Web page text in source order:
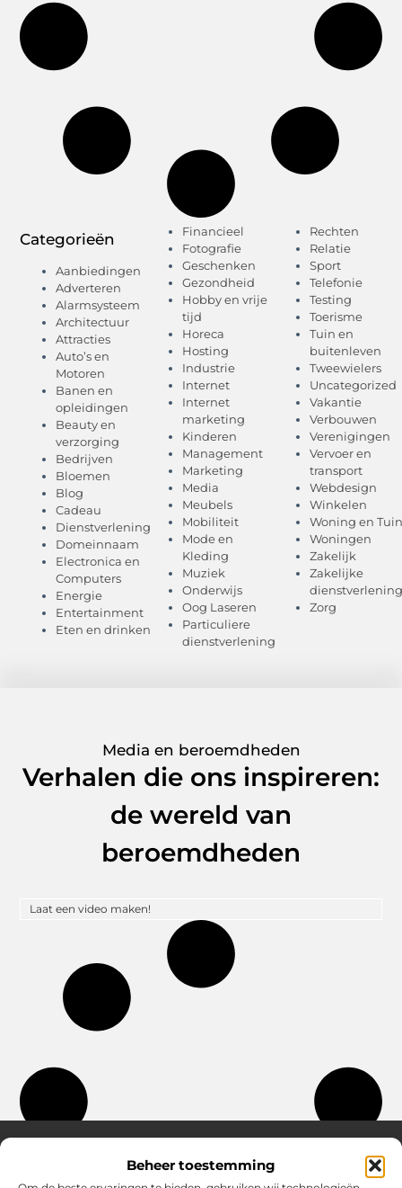
Beheer toestemming
Categorieën
Aanbiedingen
Adverteren
Alarmsysteem
Architectuur
Attracties
Auto’s en
Motoren
Banen en
opleidingen
Beauty en
verzorging
Bedrijven
Bloemen
Blog
Cadeau
Dienstverlening
Domeinnaam
Electronica en
Computers
Energie
Entertainment
Eten en drinken
Financieel
Fotografie
Geschenken
Gezondheid
Hobby en vrije
tijd
Horeca
Hosting
Industrie
Internet
Internet
marketing
Kinderen
Management
Marketing
Media
Meubels
Mobiliteit
Mode en
Kleding
Muziek
Onderwijs
Oog Laseren
Particuliere
dienstverlening
Rechten
Relatie
Sport
Telefonie
Testing
Toerisme
Tuin en
buitenleven
Tweewielers
Uncategorized
Vakantie
Verbouwen
Verenigingen
Vervoer en
transport
Webdesign
Winkelen
Woning en Tuin
Woningen
Zakelijk
Zakelijke
dienstverlening
Zorg
Media en beroemdheden
Verhalen die ons inspireren:
de wereld van
beroemdheden
Laat een video maken!